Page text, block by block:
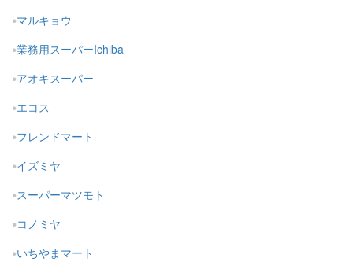
マルキョウ
業務用スーパーIchiba
アオキスーパー
エコス
フレンドマート
イズミヤ
スーパーマツモト
コノミヤ
いちやまマート